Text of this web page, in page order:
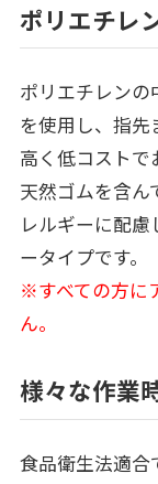
ポリエチレ
ポリエチレンの
を使用し、指
高く低コストで
天然ゴムを含ん
レルギーに配
ータイプです。
※すべての方に
ん。
様々な作業
食品衛生法適合